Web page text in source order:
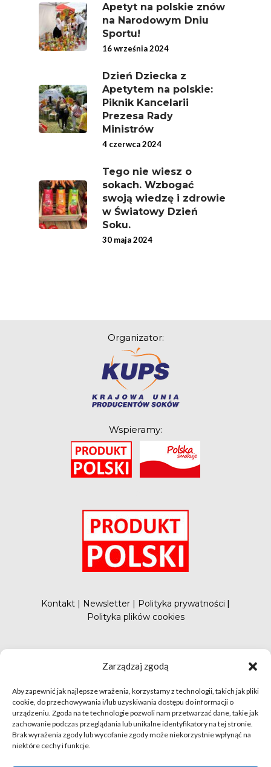
Zarządzaj zgodą
Aby zapewnić jak najlepsze wrażenia, korzystamy z technologii, takich jak pliki
cookie, do przechowywania i/lub uzyskiwania dostępu do informacji o
urządzeniu. Zgoda na te technologie pozwoli nam przetwarzać dane, takie jak
zachowanie podczas przeglądania lub unikalne identyfikatory na tej stronie.
Brak wyrażenia zgody lub wycofanie zgody może niekorzystnie wpłynąć na
niektóre cechy i funkcje.
Apetyt na polskie znów
na Narodowym Dniu
Sportu!
16 września 2024
Dzień Dziecka z
Apetytem na polskie:
Piknik Kancelarii
Prezesa Rady
Ministrów
4 czerwca 2024
Tego nie wiesz o
sokach. Wzbogać
swoją wiedzę i zdrowie
w Światowy Dzień
Soku.
30 maja 2024
Organizator:
Wspieramy:
Kontakt | Newsletter | Polityka prywatności |
Polityka plików cookies